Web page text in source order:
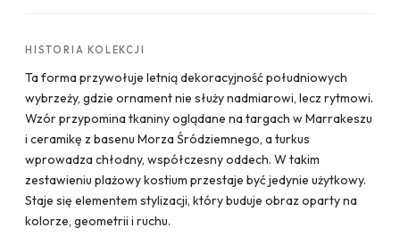
HISTORIA KOLEKCJI
Ta forma przywołuje letnią dekoracyjność południowych
wybrzeży, gdzie ornament nie służy nadmiarowi, lecz rytmowi.
Wzór przypomina tkaniny oglądane na targach w Marrakeszu
i ceramikę z basenu Morza Śródziemnego, a turkus
wprowadza chłodny, współczesny oddech. W takim
zestawieniu plażowy kostium przestaje być jedynie użytkowy.
Staje się elementem stylizacji, który buduje obraz oparty na
kolorze, geometrii i ruchu.